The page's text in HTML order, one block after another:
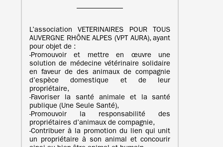
L’association VETERINAIRES POUR TOUS
AUVERGNE RHÔNE ALPES (VPT AURA), ayant
pour objet de :
‐Promouvoir et mettre en œuvre une
solution de médecine vétérinaire solidaire
en faveur de des animaux de compagnie
d’espèce domestique et de leur
propriétaire,
‐Favoriser la santé animale et la santé
publique (Une Seule Santé),
‐Promouvoir la responsabilité des
propriétaires d’animaux de compagnie,
‐Contribuer à la promotion du lien qui unit
un propriétaire à son animal et concourir